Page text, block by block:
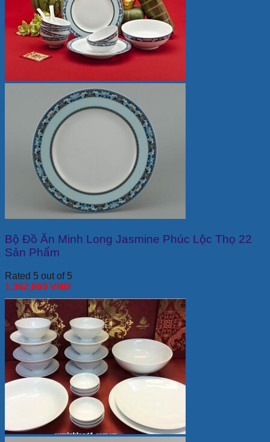
Bộ Đồ Ăn Minh Long Jasmine Phúc Lộc Thọ 22
Sản Phẩm
Rated 5 out of 5
1,362,960 VNĐ